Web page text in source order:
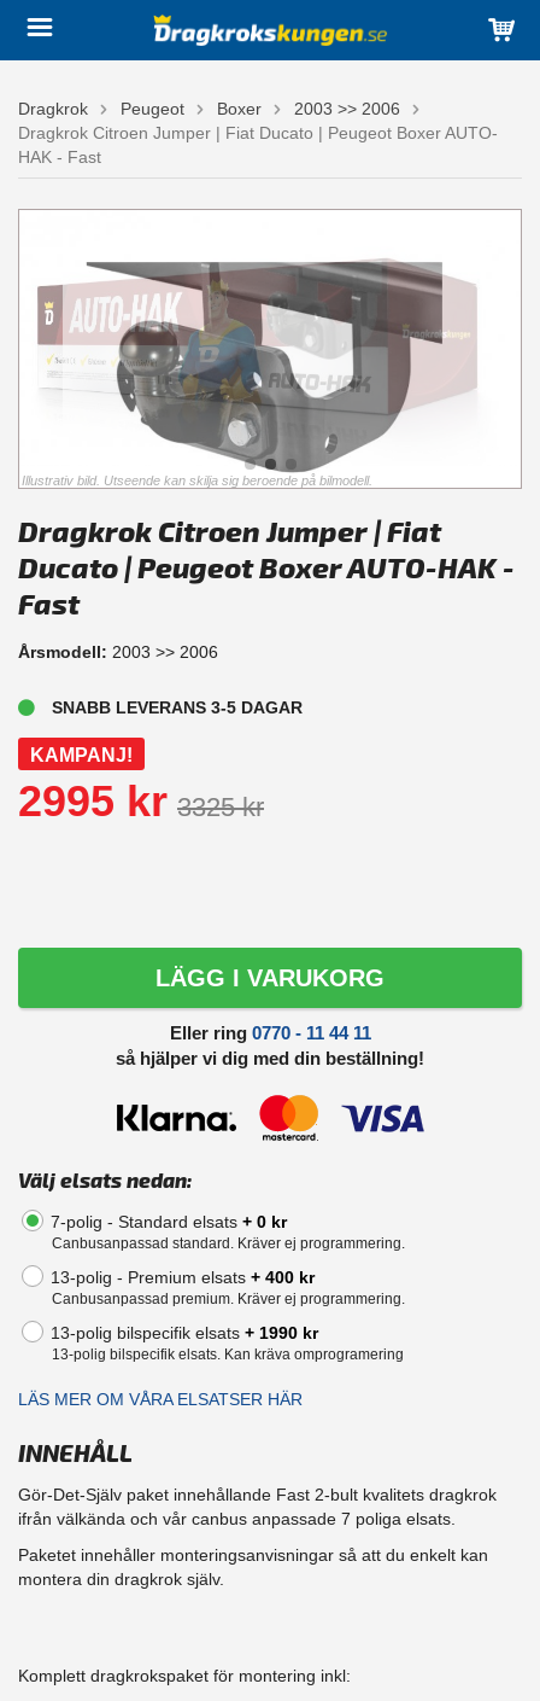
Dragkrok Peugeot Boxer
2003 >> 2006
Dragkrok Citroen Jumper | Fiat Ducato | Peugeot Boxer AUTO-
HAK - Fast
Illustrativ bild. Utseende kan skilja sig beroende på bilmodell.
Dragkrok Citroen Jumper | Fiat
Ducato | Peugeot Boxer AUTO-HAK -
Fast
Årsmodell: 2003 >> 2006
SNABB LEVERANS 3-5 DAGAR
KAMPANJ!
2995 kr 3325 kr
LÄGG I VARUKORG
Eller ring 0770 - 11 44 11
så hjälper vi dig med din beställning!
Välj elsats nedan:
7-polig - Standard elsats + 0 kr
Canbusanpassad standard. Kräver ej programmering.
13-polig - Premium elsats + 400 kr
Canbusanpassad premium. Kräver ej programmering.
13-polig bilspecifik elsats + 1990 kr
13-polig bilspecifik elsats. Kan kräva omprogramering
LÄS MER OM VÅRA ELSATSER HÄR
INNEHÅLL
Gör-Det-Själv paket innehållande Fast 2-bult kvalitets dragkrok
ifrån välkända och vår canbus anpassade 7 poliga elsats.
Paketet innehåller monteringsanvisningar så att du enkelt kan
montera din dragkrok själv.
Komplett dragkrokspaket för montering inkl: